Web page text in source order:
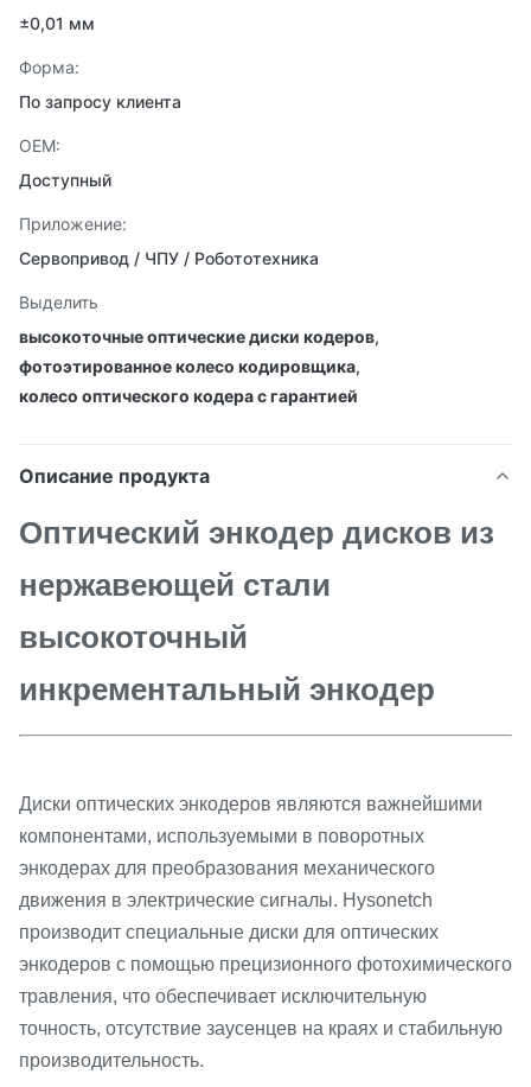
±0,01 мм
Форма:
По запросу клиента
OEM:
Доступный
Приложение:
Сервопривод / ЧПУ / Робототехника
Выделить
высокоточные оптические диски кодеров,
фотоэтированное колесо кодировщика,
колесо оптического кодера с гарантией
Описание продукта
Оптический энкодер дисков из
нержавеющей стали
высокоточный
инкрементальный энкодер
Диски оптических энкодеров являются важнейшими
компонентами, используемыми в поворотных
энкодерах для преобразования механического
движения в электрические сигналы. Hysonetch
производит специальные диски для оптических
энкодеров с помощью прецизионного фотохимического
травления, что обеспечивает исключительную
точность, отсутствие заусенцев на краях и стабильную
производительность.